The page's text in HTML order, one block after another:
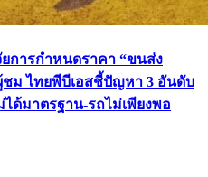
การกำหนดราคา “ขนส่ง
ม ไทยพีบีเอสชี้ปัญหา 3 อันดับ
ด้มาตรฐาน-รถไม่เพียงพอ